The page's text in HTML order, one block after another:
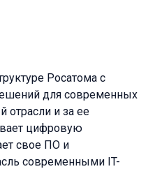
Росатома с
для современных
отрасли и за ее
цифровую
свое ПО и
современными IT-